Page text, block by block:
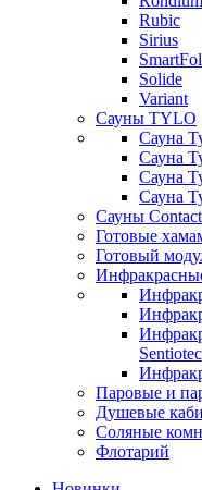
Rubic
Sirius
Solide
Variant
Сауны TYLO
Сауна
Сауна
Сауна
Сауна
Сауны
Готовые
Готовый
Sentiotec
Паровые и
Душевые
Соляные
Флотарий